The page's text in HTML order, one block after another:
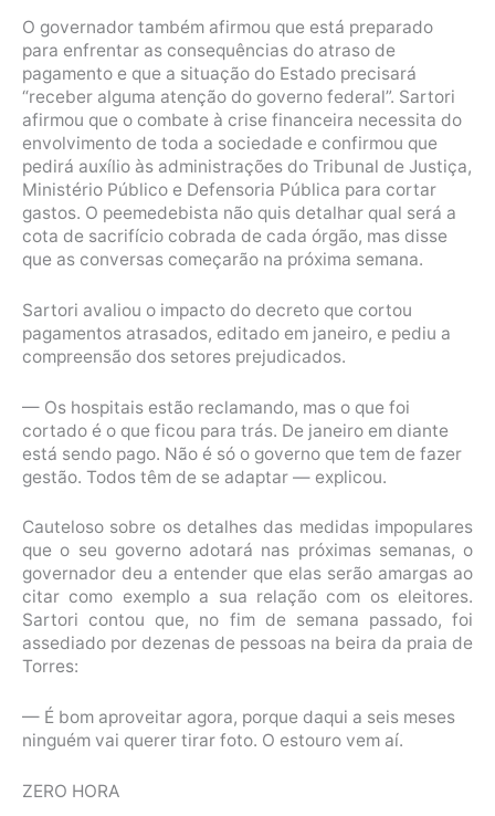
O governador também afirmou que está preparado
para enfrentar as consequências do atraso de
pagamento e que a situação do Estado precisará
“receber alguma atenção do governo federal”. Sartori
afirmou que o combate à crise financeira necessita do
envolvimento de toda a sociedade e confirmou que
pedirá auxílio às administrações do Tribunal de Justiça,
Ministério Público e Defensoria Pública para cortar
gastos. O peemedebista não quis detalhar qual será a
cota de sacrifício cobrada de cada órgão, mas disse
que as conversas começarão na próxima semana.
Sartori avaliou o impacto do decreto que cortou
pagamentos atrasados, editado em janeiro, e pediu a
compreensão dos setores prejudicados.
— Os hospitais estão reclamando, mas o que foi
cortado é o que ficou para trás. De janeiro em diante
está sendo pago. Não é só o governo que tem de fazer
gestão. Todos têm de se adaptar — explicou.
Cauteloso sobre os detalhes das medidas impopulares
que o seu governo adotará nas próximas semanas, o
governador deu a entender que elas serão amargas ao
citar como exemplo a sua relação com os eleitores.
Sartori contou que, no fim de semana passado, foi
assediado por dezenas de pessoas na beira da praia de
Torres:
— É bom aproveitar agora, porque daqui a seis meses
ninguém vai querer tirar foto. O estouro vem aí.
ZERO HORA